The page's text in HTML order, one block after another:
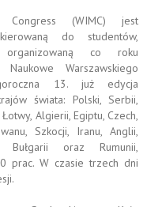
Congress (WIMC) jest
do studentów,
co roku
Warszawskiego
13. już edycja
świata: Polski, Serbii,
Algierii, Egiptu, Czech,
Szkocji, Iranu, Anglii,
Bułgarii oraz Rumunii,
prac. W czasie trzech dni